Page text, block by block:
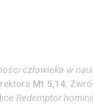
człowieka w
Mt 5,14.
Redemptor